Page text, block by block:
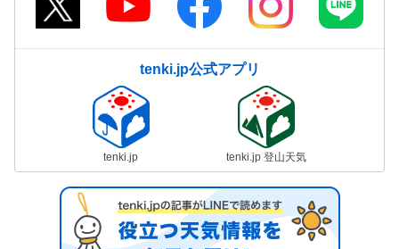
tenki.jp公式アプリ
tenki.jp tenki.jp 登山天気